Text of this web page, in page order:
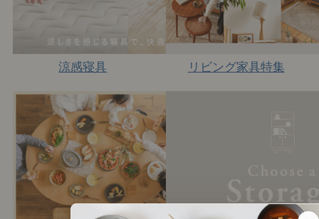
涼感寝具 リビング家具特集